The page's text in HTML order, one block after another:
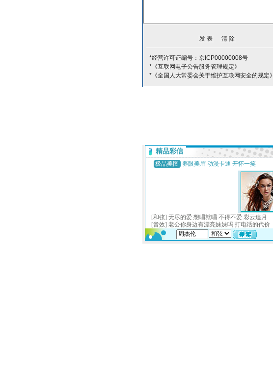
*经营许可证编号：京ICP00000008号
*《互联网电子公告服务管理规定》
*《全国人大常委会关于维护互联网安全的规定》